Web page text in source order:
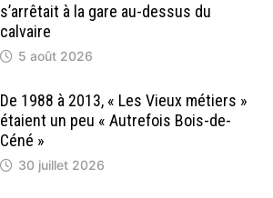
s’arrêtait à la gare au-dessus du
calvaire
5 août 2026
De 1988 à 2013, « Les Vieux métiers »
étaient un peu « Autrefois Bois-de-
Céné »
30 juillet 2026